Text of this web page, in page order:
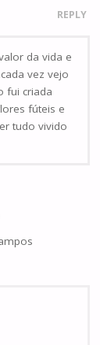
REPLY
da vida e
vez vejo
fui criada
fúteis e
tudo vivido